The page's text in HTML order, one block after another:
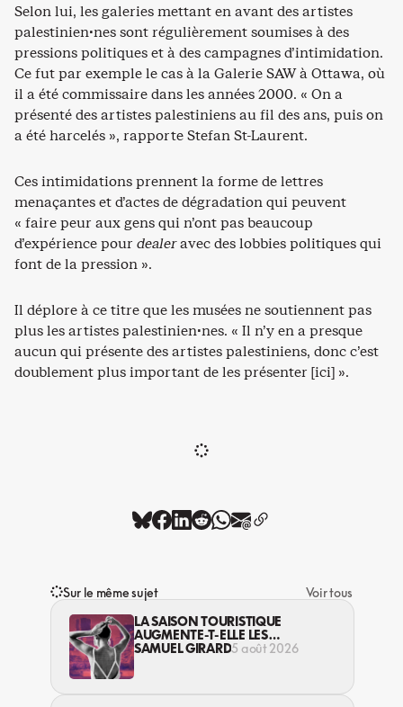
Selon lui, les galeries mettant en avant des artistes
palestinien·nes sont régulièrement soumises à des
pressions politiques et à des campagnes d’intimidation.
Ce fut par exemple le cas à la Galerie SAW à Ottawa, où
il a été commissaire dans les années 2000. « On a
présenté des artistes palestiniens au fil des ans, puis on
a été harcelés », rapporte Stefan St-Laurent.
Ces intimidations prennent la forme de lettres
menaçantes et d’actes de dégradation qui peuvent
« faire peur aux gens qui n’ont pas beaucoup
d’expérience pour dealeravec des lobbies politiques qui
font de la pression ».
Il déplore à ce titre que les musées ne soutiennent pas
plus les artistes palestinien·nes. « Il n’y en a presque
aucun qui présente des artistes palestiniens, donc c’est
doublement plus important de les présenter [ici] ».
Sur le même sujet
Voir tous
LA SAISON TOURISTIQUE
AUGMENTE-T-ELLE LES
VIOLENCES CONTRE LES
SAMUEL GIRARD5 août 2026